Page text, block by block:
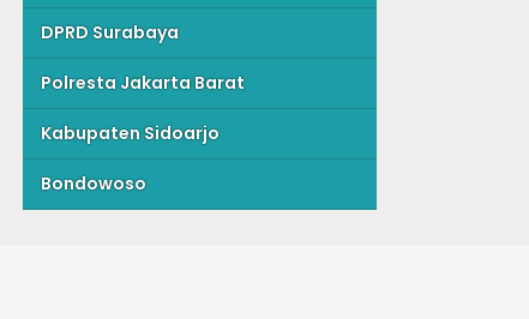
DPRD Surabaya
Polresta Jakarta Barat
Kabupaten Sidoarjo
Bondowoso